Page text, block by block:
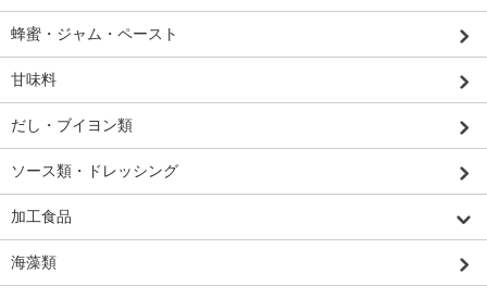
蜂蜜・ジャム・ペースト
甘味料
だし・ブイヨン類
ソース類・ドレッシング
加工食品
海藻類